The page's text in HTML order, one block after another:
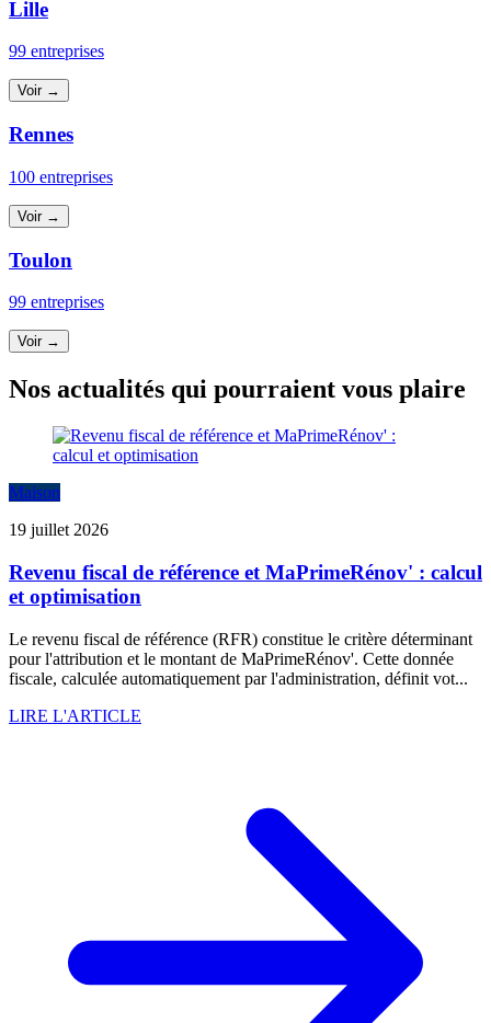
Lille
99 entreprises
Voir →
Rennes
100 entreprises
Voir →
Toulon
99 entreprises
Voir →
Nos actualités qui pourraient vous plaire
Maison
19 juillet 2026
Revenu fiscal de référence et MaPrimeRénov' : calcul
et optimisation
Le revenu fiscal de référence (RFR) constitue le critère déterminant
pour l'attribution et le montant de MaPrimeRénov'. Cette donnée
fiscale, calculée automatiquement par l'administration, définit vot...
LIRE L'ARTICLE